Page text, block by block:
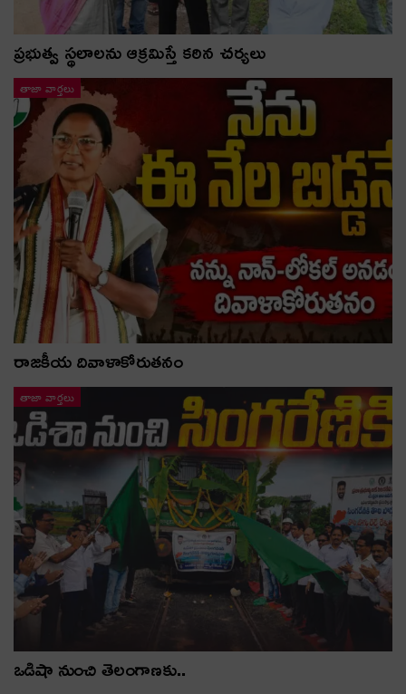
ప్రభుత్వ స్థలాలను ఆక్రమిస్తే కఠిన చర్యలు
తాజా వార్తలు
రాజకీయ దివాళాకోరుతనం
తాజా వార్తలు
ఒడిషా నుంచి తెలంగాణ‌కు..